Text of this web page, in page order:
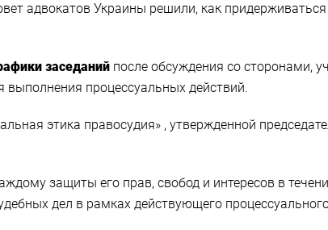
адвокатов Украины решили, как
заседаний после обсуждения со сторонами,
выполнения процессуальных действий.
этика правосудия» , утвержденной
защиты его прав, свобод и интересов в
дел в рамках действующего